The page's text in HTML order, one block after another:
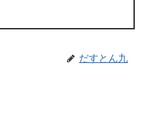
だすとん九